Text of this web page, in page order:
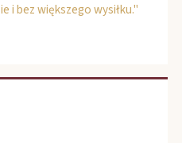
i bez większego wysiłku."